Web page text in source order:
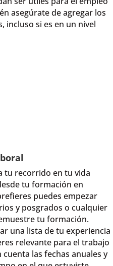
asegúrate de agregar los
incluso si es en un nivel
tu recorrido en tu vida
tu formación en
puedes empezar
y posgrados o cualquier
tu formación.
una lista de tu experiencia
relevante para el trabajo
las fechas anuales y